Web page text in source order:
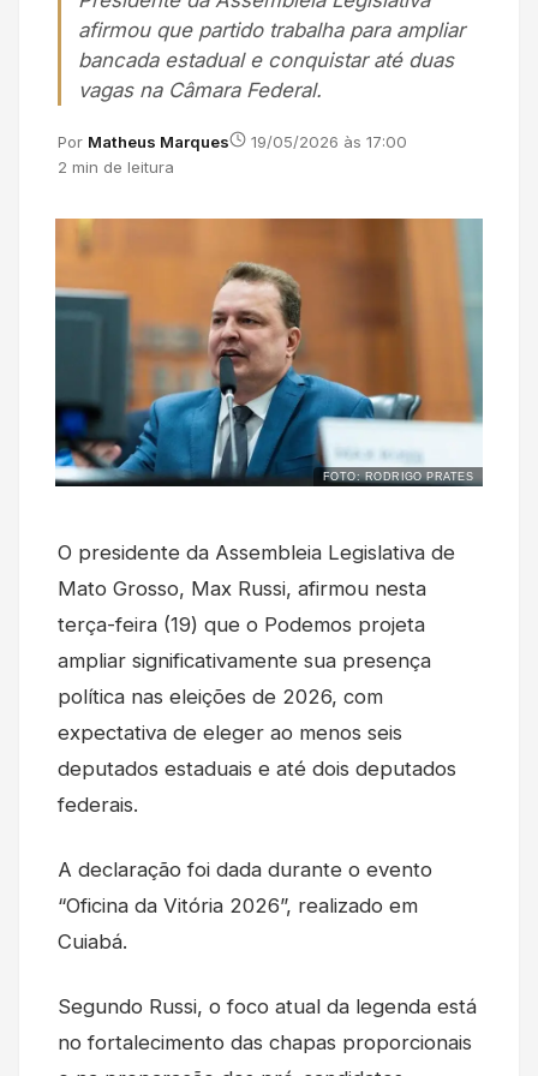
afirmou que partido trabalha para ampliar
bancada estadual e conquistar até duas
vagas na Câmara Federal.
Por Matheus Marques
19/05/2026 às 17:00
2 min de leitura
FOTO: RODRIGO PRATES
O presidente da Assembleia Legislativa de
Mato Grosso, Max Russi, afirmou nesta
terça-feira (19) que o Podemos projeta
ampliar significativamente sua presença
política nas eleições de 2026, com
expectativa de eleger ao menos seis
deputados estaduais e até dois deputados
federais.
A declaração foi dada durante o evento
“Oficina da Vitória 2026”, realizado em
Cuiabá.
Segundo Russi, o foco atual da legenda está
no fortalecimento das chapas proporcionais